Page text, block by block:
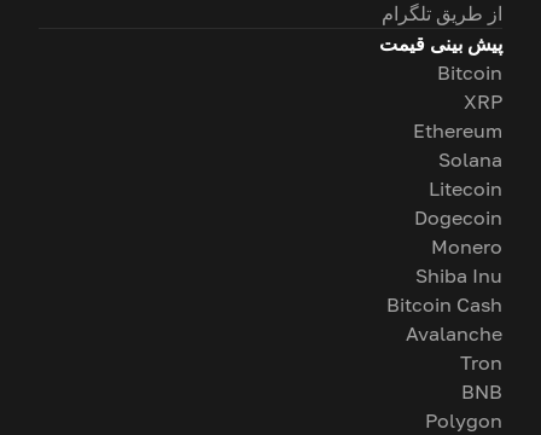
از طریق تلگرام
پیش بینی قیمت
Bitcoin
XRP
Ethereum
Solana
Litecoin
Dogecoin
Monero
Shiba Inu
Bitcoin Cash
Avalanche
Tron
BNB
Polygon